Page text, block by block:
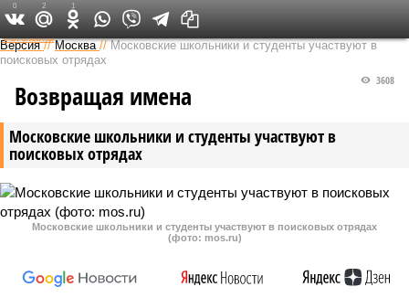
Федеральный выпуск
Версия //Москва //Московские школьники и студенты участвуют в
поисковых отрядах
Московские школьники и студенты участвуют в
поисковых отрядах
3608
Возвращая имена
Московские школьники и студенты участвуют в поисковых отрядах
(фото: mos.ru)
0 2 1